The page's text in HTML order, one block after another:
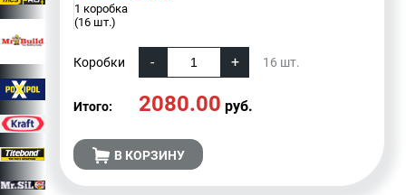
1 коробка
(16 шт.)
Коробки 16 шт.
Итого: 2080.00 руб.
В КОРЗИНУ